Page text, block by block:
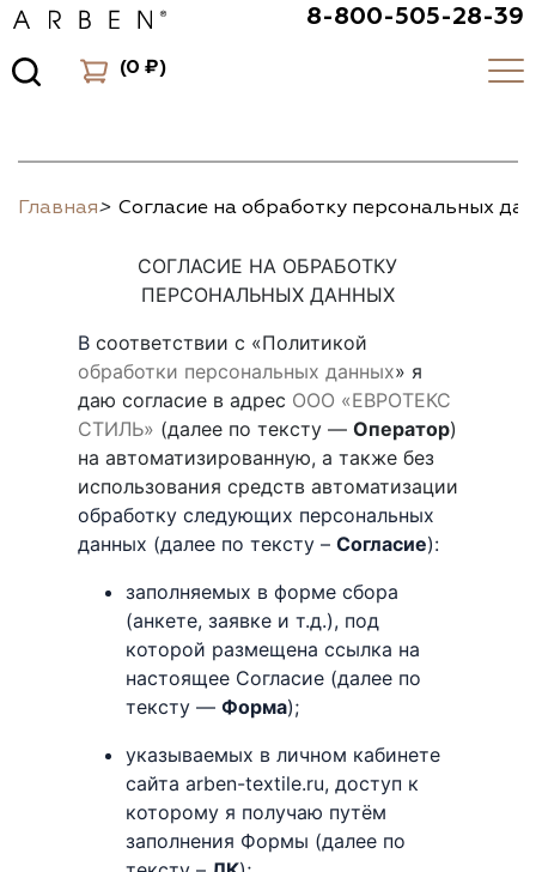
8-800-505-28-39
(0 ₽)
Главная> Согласие на обработку персональных
СОГЛАСИЕ НА ОБРАБОТКУ
ПЕРСОНАЛЬНЫХ ДАННЫХ
В соответствии с «Политикой
обработки персональных данных» я
даю согласие в адрес ООО «ЕВРОТЕКС
СТИЛЬ» (далее по тексту — Оператор)
на автоматизированную, а также без
использования средств автоматизации
обработку следующих персональных
данных (далее по тексту – Согласие):
заполняемых в форме сбора
(анкете, заявке и т.д.), под
которой размещена ссылка на
настоящее Согласие (далее по
тексту — Форма);
указываемых в личном кабинете
сайта arben-textile.ru, доступ к
которому я получаю путём
заполнения Формы (далее по